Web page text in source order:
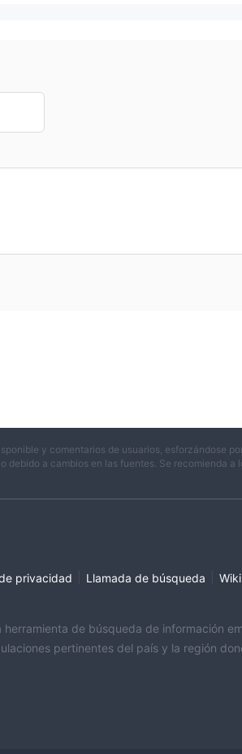
el sitio oficial de Orient Markets.
Tradingweb (escritorio, iOS, Android) y
oficial.
y comentarios de usuarios, esforzándose
debido a cambios en las fuentes. Se recomienda
privacidad Llamada de búsqueda
de búsqueda de información
pertinentes del país y la región